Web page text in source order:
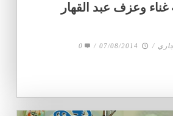
وعزف عبد القهار
/
07/08/2014
/
0